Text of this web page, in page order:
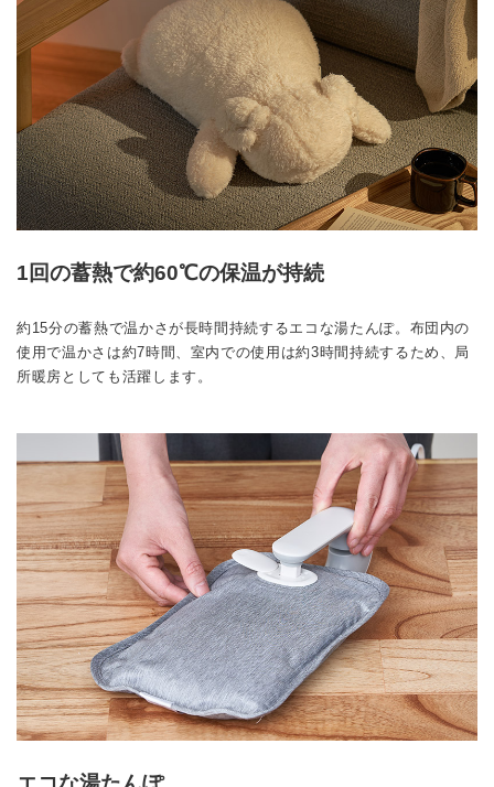
1回の蓄熱で約60℃の保温が持続
約15分の蓄熱で温かさが長時間持続するエコな湯たんぽ。布団内の
使用で温かさは約7時間、室内での使用は約3時間持続するため、局
所暖房としても活躍します。